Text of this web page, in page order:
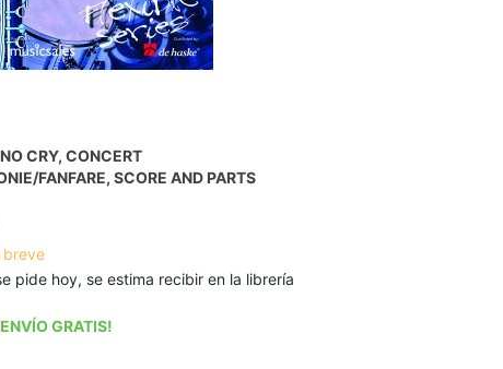
CRY, CONCERT
FANFARE, SCORE AND PARTS
breve
pide hoy, se estima recibir en la librería
GRATIS!